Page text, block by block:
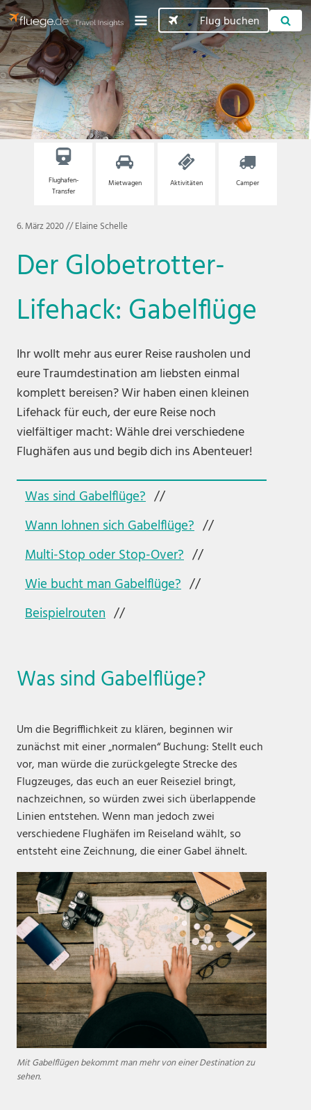
Flug buchen
Flughafen-
Transfer
Mietwagen Aktivitäten Camper
6. März 2020//Elaine Schelle
Der Globetrotter-
Lifehack: Gabelflüge
Ihr wollt mehr aus eurer Reise rausholen und
eure Traumdestination am liebsten einmal
komplett bereisen? Wir haben einen kleinen
Lifehack für euch, der eure Reise noch
vielfältiger macht: Wähle drei verschiedene
Flughäfen aus und begib dich ins Abenteuer!
Was sind Gabelflüge?
Wann lohnen sich Gabelflüge?
Multi-Stop oder Stop-Over?
Wie bucht man Gabelflüge?
Beispielrouten
Was sind Gabelflüge?
Um die Begrifflichkeit zu klären, beginnen wir
zunächst mit einer „normalen“ Buchung: Stellt euch
vor, man würde die zurückgelegte Strecke des
Flugzeuges, das euch an euer Reiseziel bringt,
nachzeichnen, so würden zwei sich überlappende
Linien entstehen. Wenn man jedoch zwei
verschiedene Flughäfen im Reiseland wählt, so
entsteht eine Zeichnung, die einer Gabel ähnelt.
Mit Gabelflügen bekommt man mehr von einer Destination zu
sehen.